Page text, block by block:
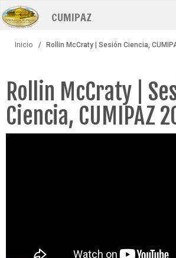
Pasar
al
contenido
CUMIPAZ
Inicio Rollin McCraty | Sesión Ciencia,
Rollin McCraty |
Ciencia, CUMIPAZ